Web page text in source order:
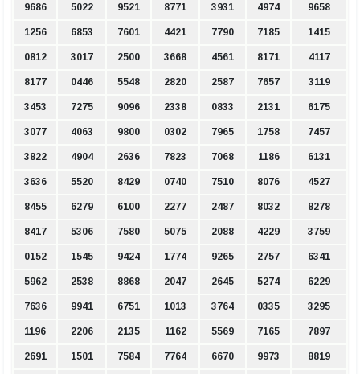
9686 5022 9521 8771 3931 4974 9658
1256 6853 7601 4421 7790 7185 1415
0812 3017 2500 3668 4561 8171 4117
8177 0446 5548 2820 2587 7657 3119
3453 7275 9096 2338 0833 2131 6175
3077 4063 9800 0302 7965 1758 7457
3822 4904 2636 7823 7068 1186 6131
3636 5520 8429 0740 7510 8076 4527
8455 6279 6100 2277 2487 8032 8278
8417 5306 7580 5075 2088 4229 3759
0152 1545 9424 1774 9265 2757 6341
5962 2538 8868 2047 2645 5274 6229
7636 9941 6751 1013 3764 0335 3295
1196 2206 2135 1162 5569 7165 7897
2691 1501 7584 7764 6670 9973 8819